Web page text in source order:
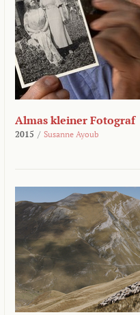
Almas kleiner Fotograf
2015 / Susanne Ayoub